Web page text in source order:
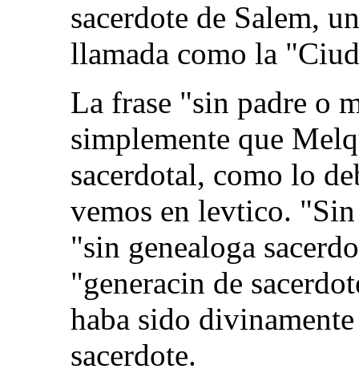
sacerdote de Salem,
llamada como la
La frase "sin padre o
simplemente que
sacerdotal, como lo
vemos en levtico.
"sin genealoga
"generacin de
haba sido
sacerdote.